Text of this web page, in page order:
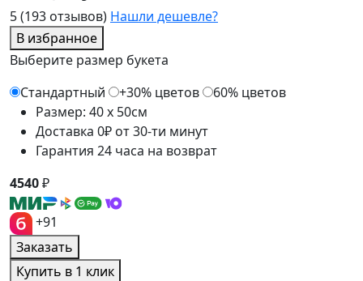
5(193 отзывов) Нашли дешевле?
В избранное
Выберите размер букета
Стандартный
+30% цветов
60% цветов
Размер: 40 x 50см
Доставка 0₽ от 30-ти минут
Гарантия 24 часа на возврат
4540₽
+91
Заказать
Купить в 1 клик